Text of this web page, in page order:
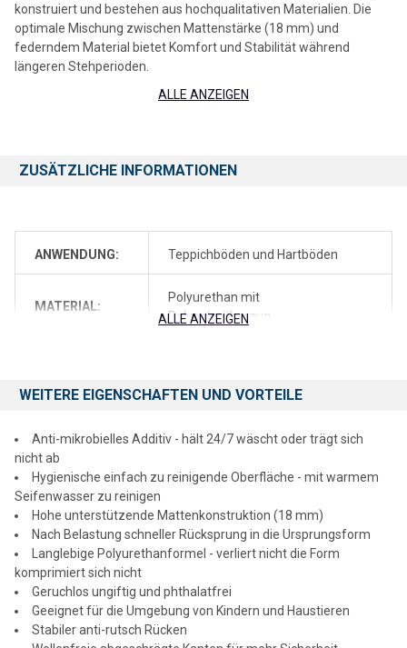
konstruiert und bestehen aus hochqualitativen Materialien. Die
optimale Mischung zwischen Mattenstärke (18 mm) und
federndem Material bietet Komfort und Stabilität während
längeren Stehperioden.
Die gepolsterte und dennoch unterstützende Stehoberfläche
hervorgerufen wird.
Unterstützt die Entlastung der Gelenke
Reduziert die Belastung der Muskeln
Hält den Stoffwechsel aktiv
für eine bessere Haltung und reduziert die Belastung von Füßen
LANGLEBIGE UND MULTIFUNKTIONALE ANTI-
ERMüDUNGSMATTE- Hergestellt aus hochwertigen Materialien
und einer hohen Polyurethanschaum-Konstruktion in 18 mm
Stärke. Diese Komfortmatte verliert mit der Zeit nicht die Form
sinkt nicht ein und komprimiert sich nicht mit der Zeit. Sehr gut
geeignet für hochfrequentierte Bereiche zur Nutzung Zuhause in
Büros Küchen Waschräumen Geschäften oder Salons. Nutzbar
auf Teppichböden und Hartböden.
SICHER: WELLENFREIE KANTEN UND ANTI-RUTSCH RüCKEN
ALLE ANZEIGEN
ZUSÄTZLICHE INFORMATIONEN
ANWENDUNG: Teppichböden und Hartböden
MATERIAL:
Polyurethan mit
Polyesterüberzug
MARKE: Ultralux
GARANTIE:
2 Jahre beschränkte
ALLE ANZEIGEN
WEITERE EIGENSCHAFTEN UND VORTEILE
Anti-mikrobielles Additiv - hält 24/7 wäscht oder trägt sich
nicht ab
Hygienische einfach zu reinigende Oberfläche - mit warmem
Seifenwasser zu reinigen
Hohe unterstützende Mattenkonstruktion (18 mm)
Nach Belastung schneller Rücksprung in die Ursprungsform
Langlebige Polyurethanformel - verliert nicht die Form
komprimiert sich nicht
Geruchlos ungiftig und phthalatfrei
Geeignet für die Umgebung von Kindern und Haustieren
Stabiler anti-rutsch Rücken